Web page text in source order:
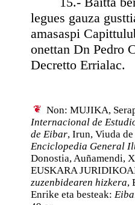
legues gauza
amasaspi
onettan Dn Pedro
Decretto Errialac.
Non: MUJIKA,
Internacional de
de Eibar, Irun, Viuda
Enciclopedia General
Donostia, Auñamendi,
EUSKARA
zuzenbidearen hizkera,
Enrike eta besteak: